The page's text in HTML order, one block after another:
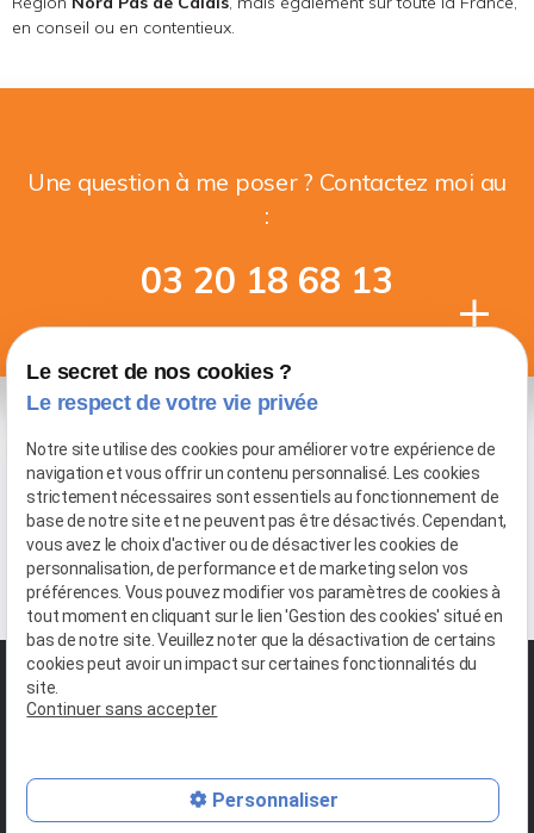
en conseil ou en contentieux.
Une question à me poser ? Contactez moi au
:
03 20 18 68 13
Consultez également :
Cession de fonds
Négociation collective / Elections Professionnelles
Droit du travail
03 20 18 68 13
108 Avenue du Golf
Le secret de nos cookies ?
Le respect de votre vie privée
Notre site utilise des cookies pour améliorer votre expérience de
navigation et vous offrir un contenu personnalisé. Les cookies
strictement nécessaires sont essentiels au fonctionnement de
base de notre site et ne peuvent pas être désactivés. Cependant,
vous avez le choix d'activer ou de désactiver les cookies de
personnalisation, de performance et de marketing selon vos
préférences. Vous pouvez modifier vos paramètres de cookies à
tout moment en cliquant sur le lien 'Gestion des cookies' situé en
bas de notre site. Veuillez noter que la désactivation de certains
cookies peut avoir un impact sur certaines fonctionnalités du
site.
Continuer sans accepter
Personnaliser